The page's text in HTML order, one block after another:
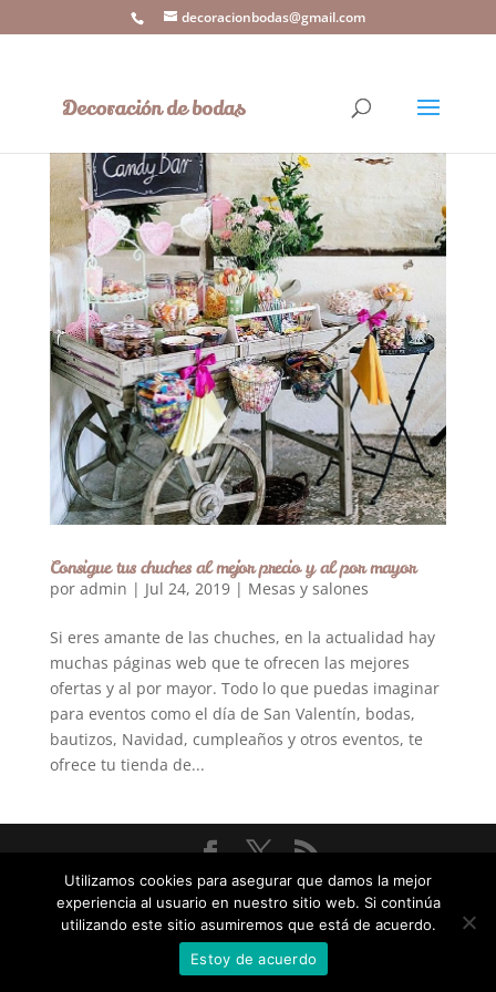
decoracionbodas@gmail.com
Consigue tus chuches al mejor precio y al por mayor
por admin | Jul 24, 2019| Mesas y salones
Si eres amante de las chuches, en la actualidad hay
muchas páginas web que te ofrecen las mejores
ofertas y al por mayor. Todo lo que puedas imaginar
para eventos como el día de San Valentín, bodas,
bautizos, Navidad, cumpleaños y otros eventos, te
ofrece tu tienda de...
Diseñado porElegant Themes| Desarrollado por
WordPress
Statcounter code invalid. Insert a fresh copy.
Utilizamos cookies para asegurar que damos la mejor
experiencia al usuario en nuestro sitio web. Si continúa
utilizando este sitio asumiremos que está de acuerdo.
Estoy de acuerdo